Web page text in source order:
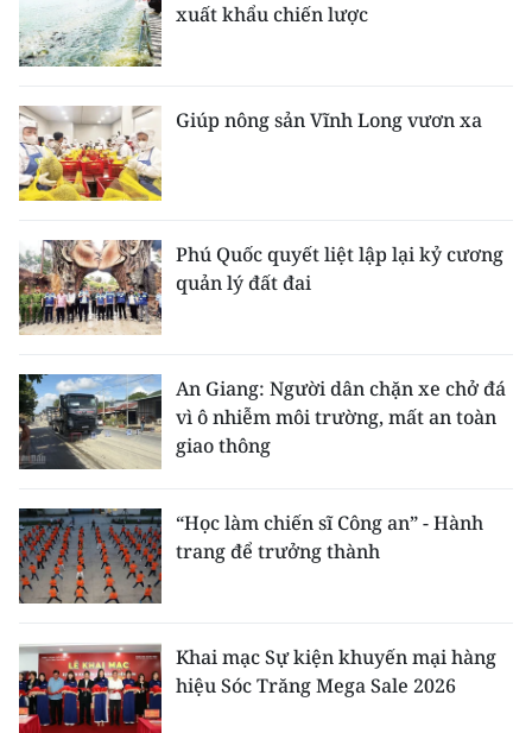
xuất khẩu chiến lược
Giúp nông sản Vĩnh Long vươn xa
Phú Quốc quyết liệt lập lại kỷ cương
quản lý đất đai
An Giang: Người dân chặn xe chở đá
vì ô nhiễm môi trường, mất an toàn
giao thông
“Học làm chiến sĩ Công an” - Hành
trang để trưởng thành
Khai mạc Sự kiện khuyến mại hàng
hiệu Sóc Trăng Mega Sale 2026